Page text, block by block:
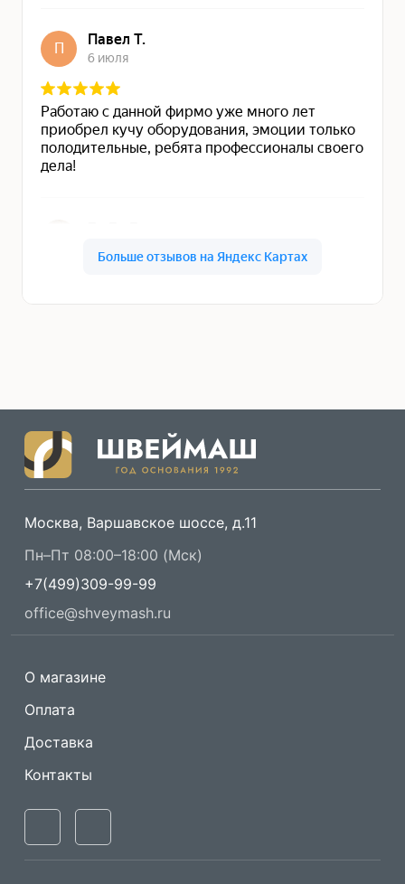
Москва, Варшавское шоссе, д.11
Пн–Пт 08:00–18:00 (Мск)
+7(499)309-99-99
office@shveymash.ru
О магазине
Оплата
Доставка
Контакты